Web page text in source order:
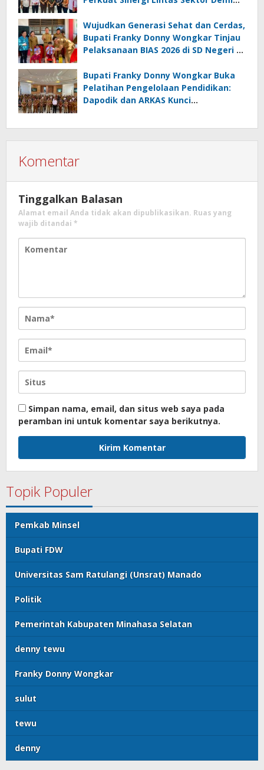
Wujudkan Generasi Sehat dan Cerdas,
Bupati Franky Donny Wongkar Tinjau
Pelaksanaan BIAS 2026 di SD Negeri 2
Bupati Franky Donny Wongkar Buka
Pelatihan Pengelolaan Pendidikan:
Dapodik dan ARKAS Kunci
Komentar
Tinggalkan Balasan
Alamat email Anda tidak akan dipublikasikan. Ruas yang
wajib ditandai *
Simpan nama, email, dan situs web saya pada
peramban ini untuk komentar saya berikutnya.
Topik Populer
Pemkab Minsel
Bupati FDW
Universitas Sam Ratulangi (Unsrat) Manado
Politik
Pemerintah Kabupaten Minahasa Selatan
denny tewu
Franky Donny Wongkar
sulut
tewu
denny